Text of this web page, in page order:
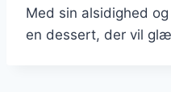
Med sin alsidighed
en dessert, der vil